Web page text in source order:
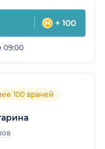
+ 100
09:00
100 врачей